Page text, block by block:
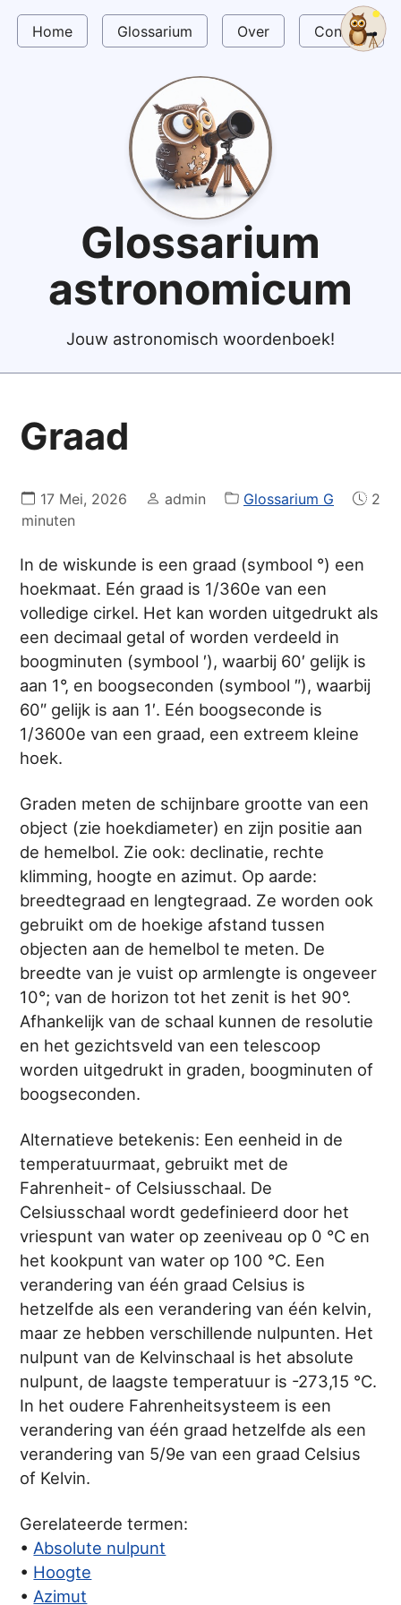
Home Glossarium Over Contact
Glossarium
astronomicum
Jouw astronomisch woordenboek!
Graad
17 Mei, 2026 admin Glossarium G
2
minuten
In de wiskunde is een graad (symbool °) een
hoekmaat. Eén graad is 1/360e van een
volledige cirkel. Het kan worden uitgedrukt als
een decimaal getal of worden verdeeld in
boogminuten (symbool ′), waarbij 60′ gelijk is
aan 1°, en boogseconden (symbool ″), waarbij
60″ gelijk is aan 1′. Eén boogseconde is
1/3600e van een graad, een extreem kleine
hoek.
Graden meten de schijnbare grootte van een
object (zie hoekdiameter) en zijn positie aan
de hemelbol. Zie ook: declinatie, rechte
klimming, hoogte en azimut. Op aarde:
breedtegraad en lengtegraad. Ze worden ook
gebruikt om de hoekige afstand tussen
objecten aan de hemelbol te meten. De
breedte van je vuist op armlengte is ongeveer
10°; van de horizon tot het zenit is het 90°.
Afhankelijk van de schaal kunnen de resolutie
en het gezichtsveld van een telescoop
worden uitgedrukt in graden, boogminuten of
boogseconden.
Alternatieve betekenis: Een eenheid in de
temperatuurmaat, gebruikt met de
Fahrenheit- of Celsiusschaal. De
Celsiusschaal wordt gedefinieerd door het
vriespunt van water op zeeniveau op 0 °C en
het kookpunt van water op 100 °C. Een
verandering van één graad Celsius is
hetzelfde als een verandering van één kelvin,
maar ze hebben verschillende nulpunten. Het
nulpunt van de Kelvinschaal is het absolute
nulpunt, de laagste temperatuur is -273,15 °C.
In het oudere Fahrenheitsysteem is een
verandering van één graad hetzelfde als een
verandering van 5/9e van een graad Celsius
of Kelvin.
Gerelateerde termen:
• Absolute nulpunt
• Hoogte
• Azimut